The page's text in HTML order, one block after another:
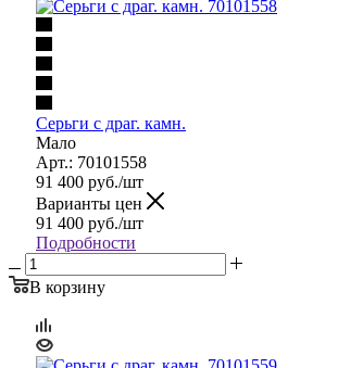
Серьги с драг. камн.
Мало
Арт.: 70101558
91 400 руб./шт
Варианты цен
91 400 руб./шт
Подробности
В корзину